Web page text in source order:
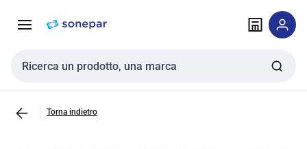
navigazione alla
Cerca input
Torna indietro